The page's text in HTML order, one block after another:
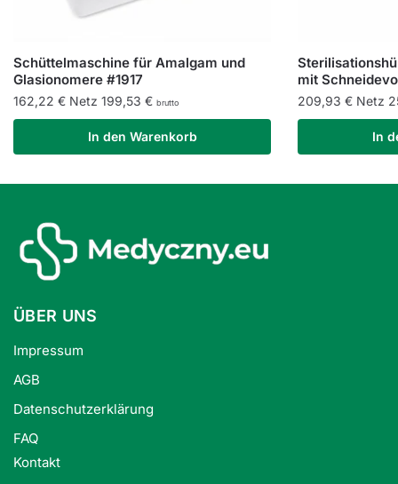
Schüttelmaschine für Amalgam und
Glasionomere #1917
162,22 € Netz 199,53 € brutto
In den Warenkorb
mit
209,93 € Netz
In
ÜBER UNS
Impressum
AGB
Datenschutzerklärung
FAQ
Kontakt